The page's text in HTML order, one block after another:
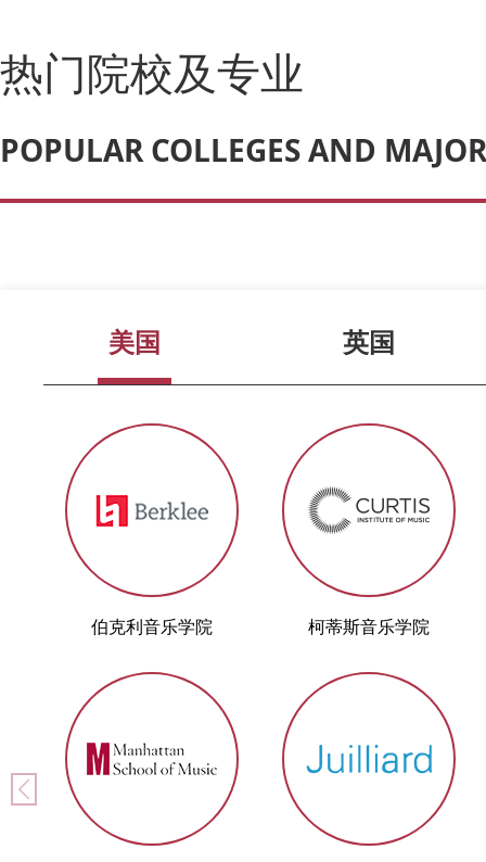
热门院校及专业
POPULAR COLLEGES AND
美国 英国
伯克利音乐学院 柯蒂斯音乐学院